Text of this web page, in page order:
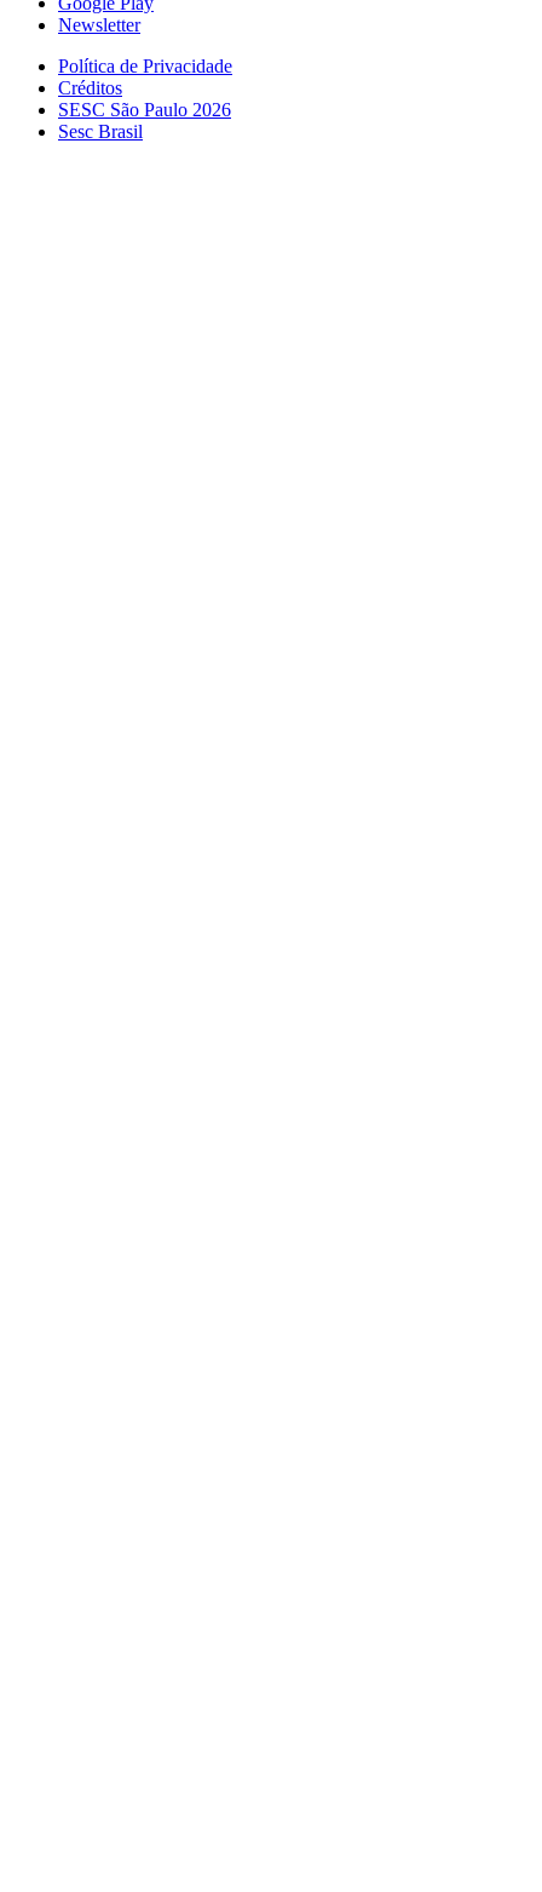
Newsletter
Política de Privacidade
Créditos
SESC São Paulo 2026
Sesc Brasil